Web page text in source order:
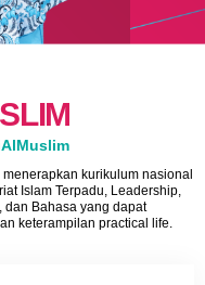
kurikulum nasional
Islam Terpadu, Leadership,
dan Bahasa yang dapat
keterampilan practical life.